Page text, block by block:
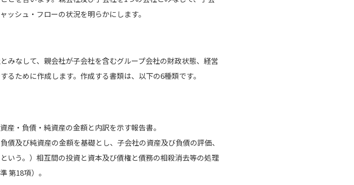
シュ・フローの状況を明らかにします。
みなして、親会社が子会社を含むグループ会社の財政状態、経営
ために作成します。作成する書類は、以下の6種類です。
産・負債・純資産の金額と内訳を示す報告書。
及び純資産の金額を基礎とし、子会社の資産及び負債の評価、
いう。）相互間の投資と資本及び債権と債務の相殺消去等の処理
第18項）。